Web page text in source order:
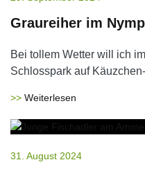
Graureiher im
Bei tollem Wetter will ich
Schlosspark auf
Weiterlesen
31. August 2024